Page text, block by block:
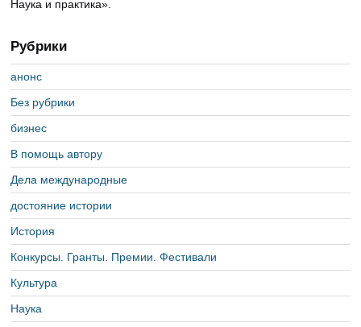
Наука и практика».
Рубрики
анонс
Без рубрики
бизнес
В помощь автору
Дела международные
достояние истории
История
Конкурсы. Гранты. Премии. Фестивали
Культура
Наука